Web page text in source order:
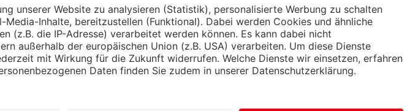
Wirtschafts- und
Sozialwissenschaftliches
Institut
Institut für Makroökonomie
und Konjunkturforschung